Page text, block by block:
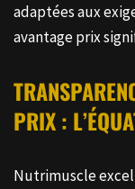
adaptées aux
avantage prix
PRIX :
Nutrimuscle